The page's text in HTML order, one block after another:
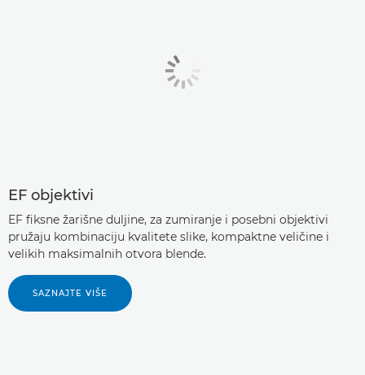
EF objektivi
EF fiksne žarišne duljine, za zumiranje i posebni objektivi
pružaju kombinaciju kvalitete slike, kompaktne veličine i
velikih maksimalnih otvora blende.
SAZNAJTE VIŠE